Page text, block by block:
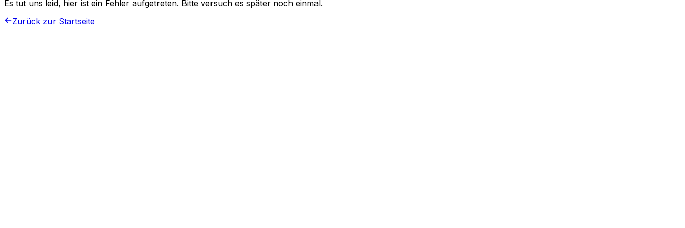
Es tut uns leid, hier ist ein Fehler aufgetreten. Bitte versuch es später noch einmal.
Zurück zur Startseite